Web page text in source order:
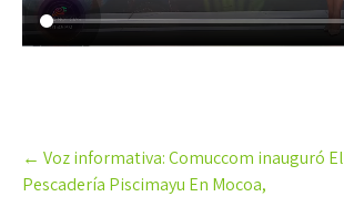
Post
navigation
← Voz informativa: Comuccom inauguró
Pescadería Piscimayu En Mocoa,